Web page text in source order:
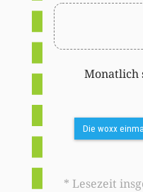
Monatlich
Die woxx
* Lesezeit